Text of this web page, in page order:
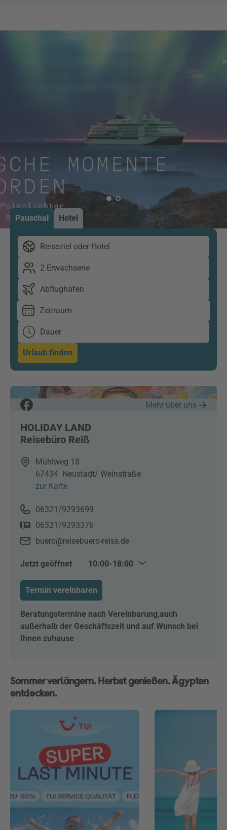
Pauschal Hotel
Reiseziel oder Hotel
2 Erwachsene
Abflughafen
Zeitraum
Dauer
Urlaub finden
Mehr über uns
HOLIDAY LAND
Reisebüro Reiß
Mühlweg 18
67434 Neustadt/ Weinstraße
zur Karte
06321/9293699
06321/9293376
buero@reisebuero-reiss.de
Jetzt geöffnet
10:00-18:00
Mo–Di & Do–Fr
10:00–18:00
Mi
10:00–14:00
Sa
10:00–13:00
Termin vereinbaren
Beratungstermine nach Vereinbarung,auch
außerhalb der Geschäftszeit und auf Wunsch bei
Ihnen zuhause
Sommer verlängern. Herbst genießen. Ägypten
entdecken.